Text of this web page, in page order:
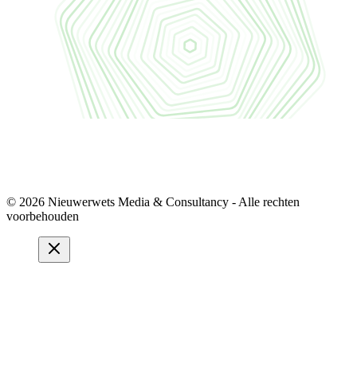
© 2026 Nieuwerwets Media & Consultancy - Alle rechten
voorbehouden